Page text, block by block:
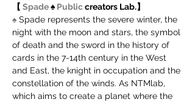
【 Spade ♠ Public creators Lab.】
♠ Spade represents the severe winter, the
night with the moon and stars, the symbol
of death and the sword in the history of
cards in the 7-14th century in the West
and East, the knight in occupation and the
constellation of the winds. As NTMlab,
which aims to create a planet where the